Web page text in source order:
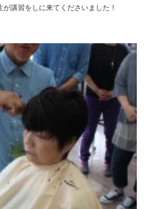
講習をしに来てくださいました！